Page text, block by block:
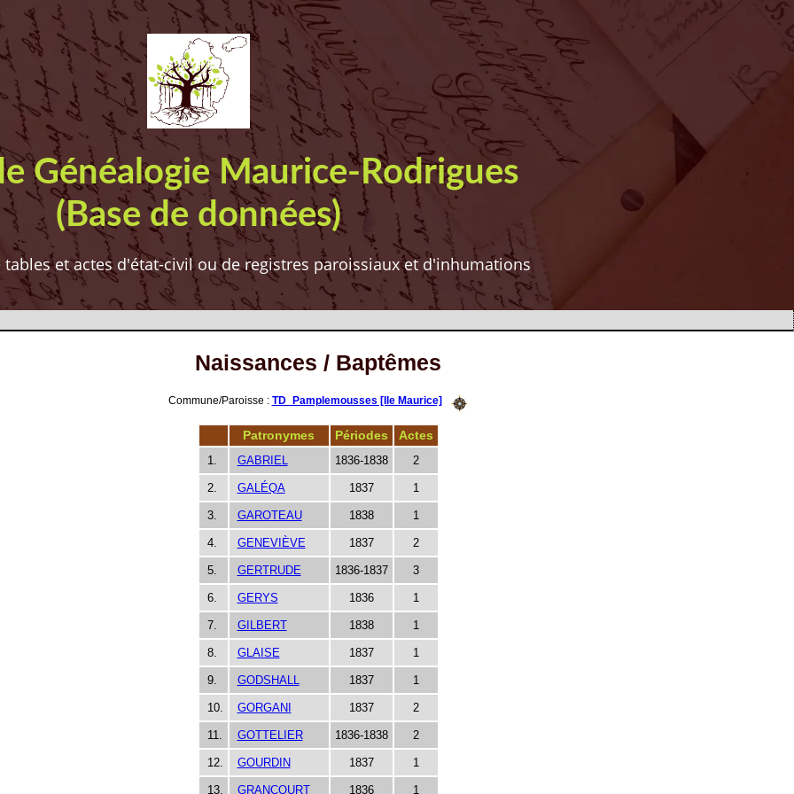
Généalogie Maurice-Rodrigues
(Base de données)
et actes d'état-civil ou de registres paroissiaux et d'inhumations
Naissances / Baptêmes
Commune/Paroisse : TD_Pamplemousses [Ile Maurice]
Patronymes Périodes Actes
1. GABRIEL 1836-1838 2
2. GALÉQA 1837 1
3. GAROTEAU 1838 1
4. GENEVIÈVE 1837 2
5. GERTRUDE 1836-1837 3
6. GERYS 1836 1
7. GILBERT 1838 1
8. GLAISE 1837 1
9. GODSHALL 1837 1
10. GORGANI 1837 2
11. GOTTELIER 1836-1838 2
12. GOURDIN 1837 1
13. GRANCOURT 1836 1